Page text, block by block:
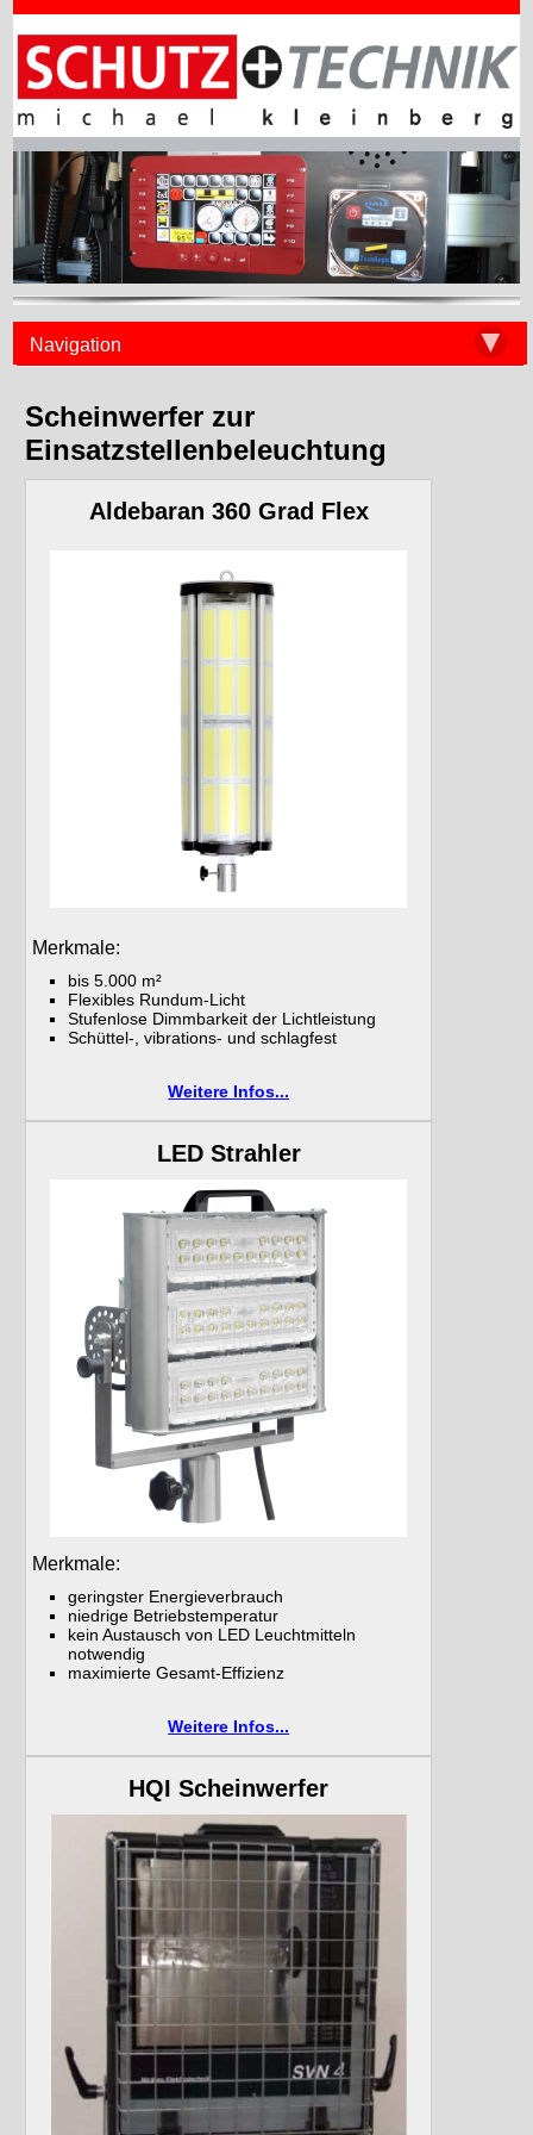
Navigation ▼
Scheinwerfer zur
Einsatzstellenbeleuchtung
Aldebaran 360 Grad Flex
Merkmale:
bis 5.000 m²
Flexibles Rundum-Licht
Stufenlose Dimmbarkeit der Lichtleistung
Schüttel-, vibrations- und schlagfest
Weitere Infos...
LED Strahler
Merkmale:
geringster Energieverbrauch
niedrige Betriebstemperatur
kein Austausch von LED Leuchtmitteln
notwendig
maximierte Gesamt-Effizienz
Weitere Infos...
HQI Scheinwerfer